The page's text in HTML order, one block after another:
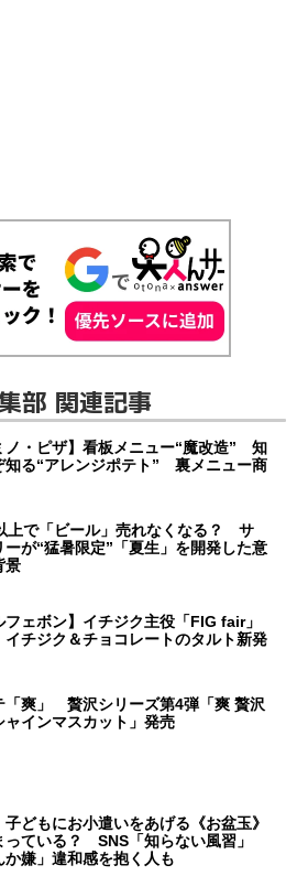
部 関連記事
ノ・ピザ】看板メニュー“魔改造” 知
知る“アレンジポテト” 裏メニュー商
上で「ビール」売れなくなる？ サ
ーが“猛暑限定”「夏生」を開発した意
景
フェボン】イチジク主役「FIG fair」
チジク＆チョコレートのタルト新発
「爽」 贅沢シリーズ第4弾「爽 贅沢
ャインマスカット」発売
子どもにお小遣いをあげる《お盆玉》
っている？ SNS「知らない風習」
か嫌」違和感を抱く人も